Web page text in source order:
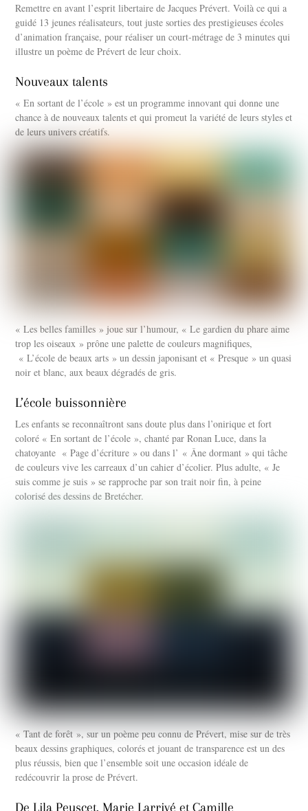
Remettre en avant l’esprit libertaire de Jacques Prévert. Voilà ce qui a
guidé 13 jeunes réalisateurs, tout juste sorties des prestigieuses écoles
d’animation française, pour réaliser un court-métrage de 3 minutes qui
illustre un poème de Prévert de leur choix.
Nouveaux talents
« En sortant de l’école » est un programme innovant qui donne une
chance à de nouveaux talents et qui promeut la variété de leurs styles et
de leurs univers créatifs.
« Les belles familles » joue sur l’humour, « Le gardien du phare aime
trop les oiseaux » prône une palette de couleurs magnifiques,
« L’école de beaux arts » un dessin japonisant et « Presque » un quasi
noir et blanc, aux beaux dégradés de gris.
L’école buissonnière
Les enfants se reconnaîtront sans doute plus dans l’onirique et fort
coloré « En sortant de l’école », chanté par Ronan Luce, dans la
chatoyante « Page d’écriture » ou dans l’ « Âne dormant » qui tâche
de couleurs vive les carreaux d’un cahier d’écolier. Plus adulte, « Je
suis comme je suis » se rapproche par son trait noir fin, à peine
colorisé des dessins de Bretécher.
« Tant de forêt », sur un poème peu connu de Prévert, mise sur de très
beaux dessins graphiques, colorés et jouant de transparence est un des
plus réussis, bien que l’ensemble soit une occasion idéale de
redécouvrir la prose de Prévert.
De Lila Peuscet, Marie Larrivé et Camille